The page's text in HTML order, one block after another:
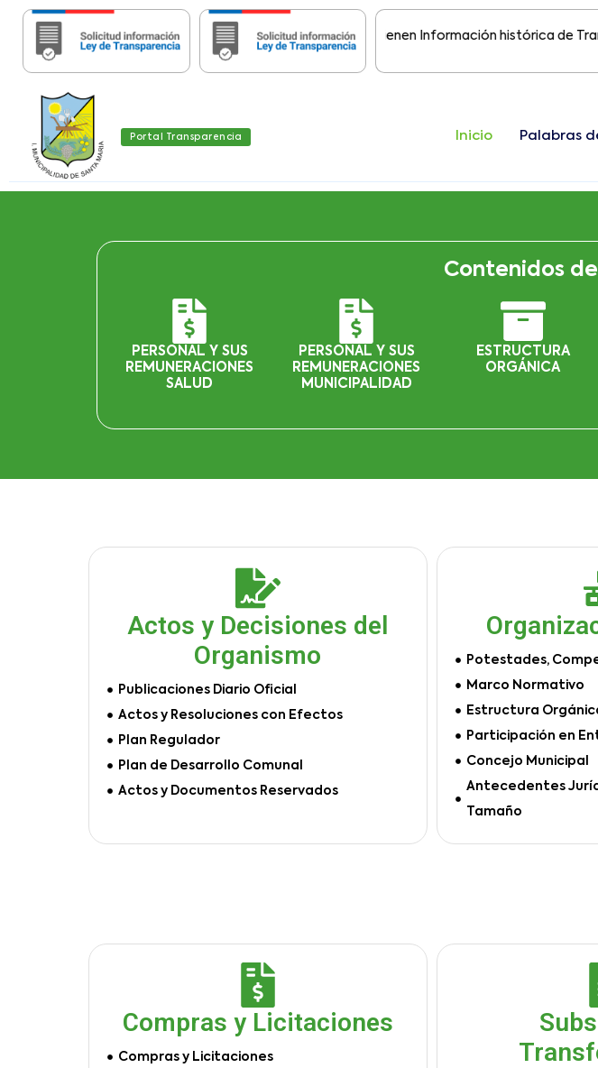
Importante:Estas páginas contienen Información histórica de
Portal Transparencia Inicio Palabras
Contenidos
PERSONAL Y SUS
REMUNERACIONES
SALUD
PERSONAL Y SUS
REMUNERACIONES
MUNICIPALIDAD
ESTRUCTURA
ORGÁNICA
Actos y Decisiones del
Organismo
Publicaciones Diario Oficial
Actos y Resoluciones con Efectos
Plan Regulador
Plan de Desarrollo Comunal
Actos y Documentos Reservados
Potestades,
Marco Normativo
Estructura
Participación en
Concejo Municipal
Antecedentes
Tamaño
Compras y Licitaciones
Compras y Licitaciones